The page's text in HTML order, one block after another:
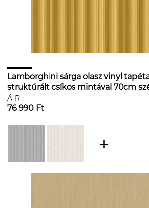
Lamborghini sárga olasz vinyl
struktúrált csíkos mintával 70cm
ÁR:
76 990 Ft